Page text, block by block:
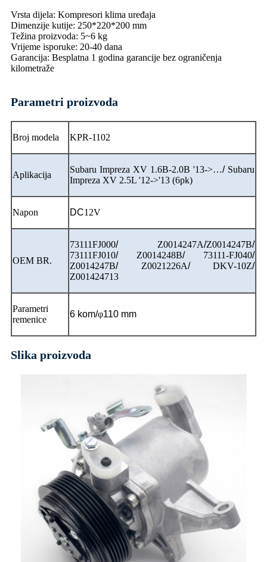
Vrsta dijela: Kompresori klima uređaja
Dimenzije kutije: 250*220*200 mm
Težina proizvoda: 5~6 kg
Vrijeme isporuke: 20-40 dana
Garancija: Besplatna 1 godina garancije bez ograničenja
kilometraže
Parametri proizvoda
Broj modela KPR-1102
Aplikacija
Subaru Impreza XV 1.6B-2.0B '13->…/ Subaru
Impreza XV 2.5L '12->'13 (6pk)
Napon DC12V
OEM BR.
73111FJ000/ Z0014247A/Z0014247B/
73111FJ010/ Z0014248B/ 73111-FJ040/
Z0014247B/ Z0021226A/ DKV-10Z/
Z001424713
Parametri
remenice
6 kom/φ110 mm
Slika proizvoda